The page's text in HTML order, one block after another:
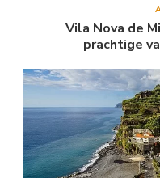
Vila Nova de
prachtige